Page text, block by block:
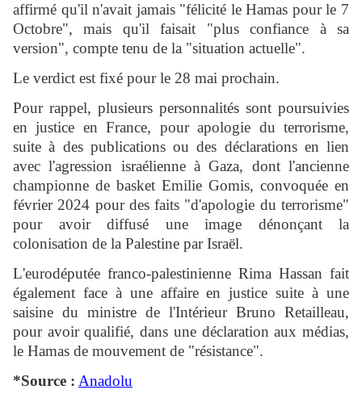
affirmé qu'il n'avait jamais "félicité le Hamas pour le 7
Octobre", mais qu'il faisait "plus confiance à sa
version", compte tenu de la "situation actuelle".
Le verdict est fixé pour le 28 mai prochain.
Pour rappel, plusieurs personnalités sont poursuivies
en justice en France, pour apologie du terrorisme,
suite à des publications ou des déclarations en lien
avec l'agression israélienne à Gaza, dont l'ancienne
championne de basket Emilie Gomis, convoquée en
février 2024 pour des faits "d'apologie du terrorisme"
pour avoir diffusé une image dénonçant la
colonisation de la Palestine par Israël.
L'eurodéputée franco-palestinienne Rima Hassan fait
également face à une affaire en justice suite à une
saisine du ministre de l'Intérieur Bruno Retailleau,
pour avoir qualifié, dans une déclaration aux médias,
le Hamas de mouvement de "résistance".
*Source : Anadolu